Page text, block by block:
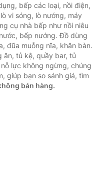
bếp các loại, nồi điện,
vi sóng, lò nướng, máy
cụ nhà bếp như nồi niêu
bếp nướng. Đồ dùng
đũa muỗng nĩa, khăn bàn.
ăn, tủ kệ, quầy bar, tủ
lực không ngừng, chúng
giúp bạn so sánh giá, tìm
bán hàng.